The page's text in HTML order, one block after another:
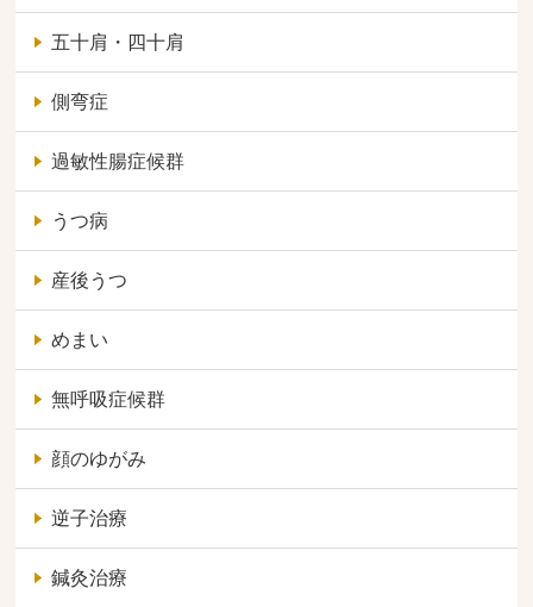
五十肩・四十肩
側弯症
過敏性腸症候群
うつ病
産後うつ
めまい
無呼吸症候群
顔のゆがみ
逆子治療
鍼灸治療